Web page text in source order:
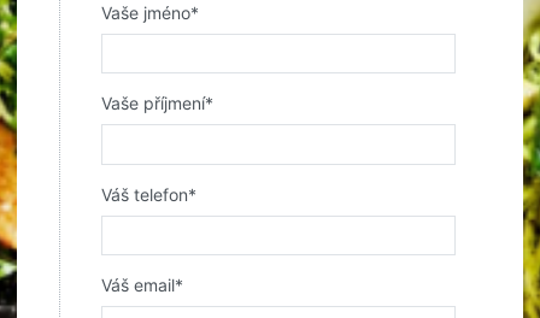
Vaše jméno*
Vaše příjmení*
Váš telefon*
Váš email*